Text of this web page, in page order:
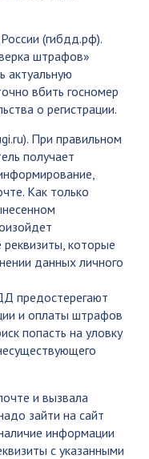
(гибдд.рф).
штрафов»
актуальную
вбить госномер
о регистрации.
При правильном
получает
Как только
реквизиты, которые
данных личного
предостерегают
и оплаты штрафов
попасть на уловку
и вызвала
зайти на сайт
информации
с указанными